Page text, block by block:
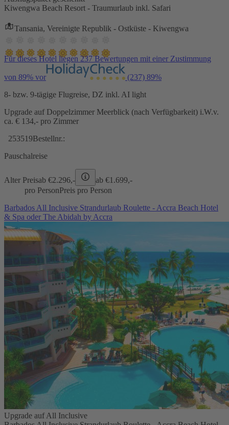
Kiwengwa Beach Resort - Traumurlaub inkl. Safari
Tansania, Vereinigte Republik - Ostküste - Kiwengwa
Für dieses Hotel liegen 237 Bewertungen mit einer Zustimmung
von 89% vor (237) 89%
8- bzw. 9-tägige Flugreise, DZ inkl. AI light
Upgrade auf Doppelzimmer Meerblick (nach Verfügbarkeit) i.W.v.
ca. € 134,- pro Zimmer
253519Bestellnr.:
Pauschalreise
Alter Preisab €2.296,- ab €1.699,-
pro PersonPreis pro Person
Barbados All Inclusive Strandurlaub Roulette - Accra Beach Hotel
& Spa oder The Abidah by Accra
Upgrade auf All Inclusive